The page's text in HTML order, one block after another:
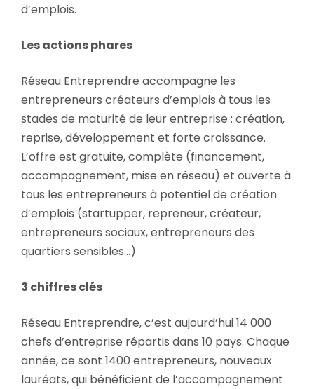
d’emplois.
Les actions phares
Réseau Entreprendre accompagne les
entrepreneurs créateurs d’emplois à tous les
stades de maturité de leur entreprise : création,
reprise, développement et forte croissance.
L’offre est gratuite, complète (financement,
accompagnement, mise en réseau) et ouverte à
tous les entrepreneurs à potentiel de création
d’emplois (startupper, repreneur, créateur,
entrepreneurs sociaux, entrepreneurs des
quartiers sensibles…)
3 chiffres clés
Réseau Entreprendre, c’est aujourd’hui 14 000
chefs d’entreprise répartis dans 10 pays. Chaque
année, ce sont 1400 entrepreneurs, nouveaux
lauréats, qui bénéficient de l’accompagnement